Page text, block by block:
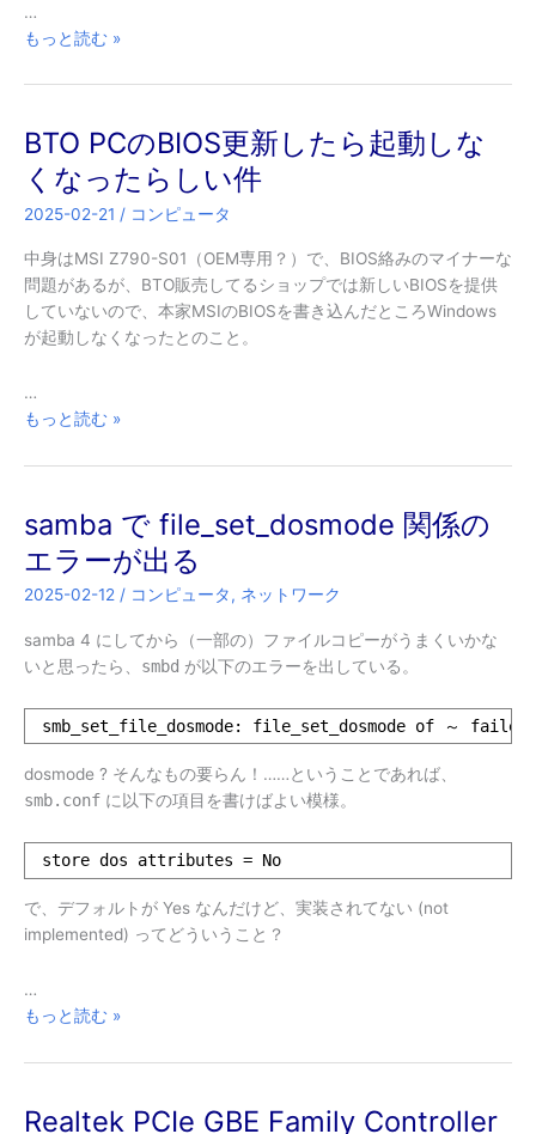
け）
…
真
ゲ
ミ
ン
グ
PC（？）
は
光
ら
な
い
もっと読む »
BTO PCのBIOS更新したら起動しな
くなったらしい件
2025-02-21 / コンピュータ
中身はMSI Z790-S01（OEM専用？）で、BIOS絡みのマイナーな
問題があるが、BTO販売してるショップでは新しいBIOSを提供
していないので、本家MSIのBIOSを書き込んだところWindows
が起動しなくなったとのこと。
…
BTO
の
更
し
た
し
な
っ
た
い
件
もっと読む »
samba で file_set_dosmode 関係の
エラーが出る
2025-02-12 / コンピュータ, ネットワーク
samba 4 にしてから（一部の）ファイルコピーがうまくいかな
いと思ったら、 smbd が以下のエラーを出している。
smb_set_file_dosmode: file_set_dosmode of ～
dosmode ? そんなもの要らん！……ということであれば、
smb.conf に以下の項目を書けばよい模様。
store dos attributes = No
で、デフォルトが Yes なんだけど、実装されてない (not
implemented) ってどういうこと？
…
samba
file_set_dosmode
係
もっと読む »
Realtek PCIe GBE Family Controller